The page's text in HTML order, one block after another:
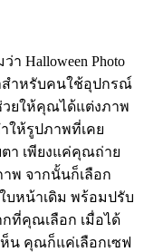
า Halloween Photo
าสำหรับคนใช้อุปกรณ์
วยให้คุณได้แต่งภาพ
ให้รูปภาพที่เคย
า เพียงแค่คุณถ่าย
พ จากนั้นก็เลือก
บหน้าเดิม พร้อมปรับ
ที่คุณเลือก เมื่อได้
น คุณก็แค่เลือกเซฟ